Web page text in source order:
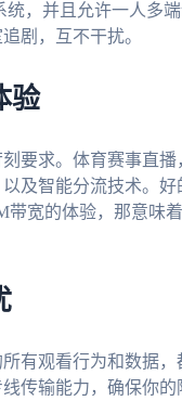
统，并且允许一人多
剧，互不干扰。
验
要求。体育赛事直
及智能分流技术。
带宽的体验，那意味
有观看行为和数据，
传输能力，确保你